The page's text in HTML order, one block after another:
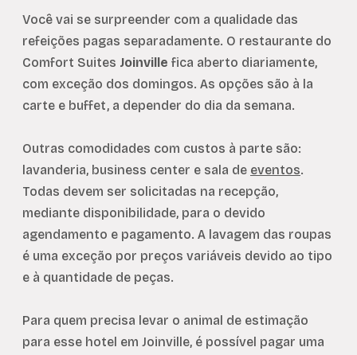
Você vai se surpreender com a qualidade das
refeições pagas separadamente. O restaurante do
Comfort Suites Joinville fica aberto diariamente,
com exceção dos domingos. As opções são à la
carte e buffet, a depender do dia da semana.
Outras comodidades com custos à parte são:
lavanderia, business center e sala de eventos.
Todas devem ser solicitadas na recepção,
mediante disponibilidade, para o devido
agendamento e pagamento. A lavagem das roupas
é uma exceção por preços variáveis devido ao tipo
e à quantidade de peças.
Para quem precisa levar o animal de estimação
para esse hotel em Joinville, é possível pagar uma